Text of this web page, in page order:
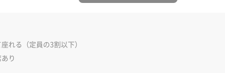
れる（定員の3割以下）
り